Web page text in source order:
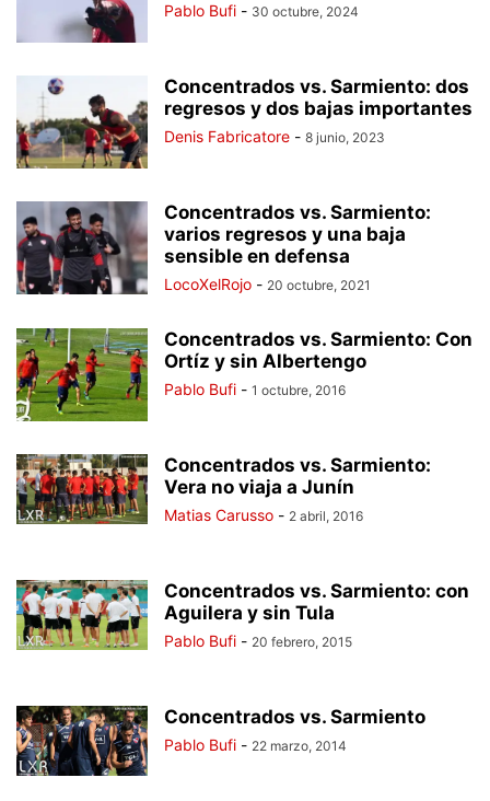
Pablo Bufi - 30 octubre, 2024
Concentrados vs. Sarmiento: dos
regresos y dos bajas importantes
Denis Fabricatore - 8 junio, 2023
Concentrados vs. Sarmiento:
varios regresos y una baja
sensible en defensa
LocoXelRojo - 20 octubre, 2021
Concentrados vs. Sarmiento: Con
Ortíz y sin Albertengo
Pablo Bufi - 1 octubre, 2016
Concentrados vs. Sarmiento:
Vera no viaja a Junín
Matias Carusso - 2 abril, 2016
Concentrados vs. Sarmiento: con
Aguilera y sin Tula
Pablo Bufi - 20 febrero, 2015
Concentrados vs. Sarmiento
Pablo Bufi - 22 marzo, 2014